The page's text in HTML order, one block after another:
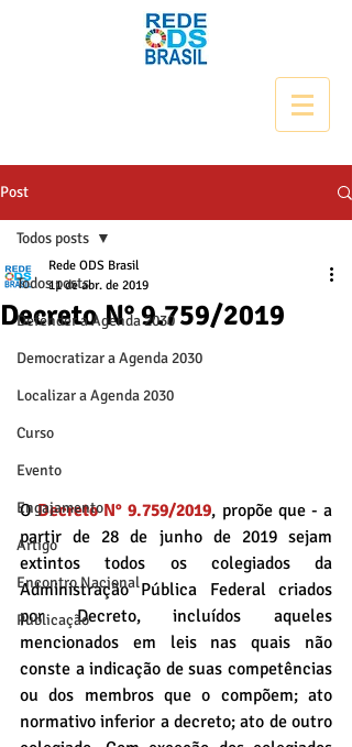
Post
Todos posts
Defender a Agenda 2030
Democratizar a Agenda 2030
Localizar a Agenda 2030
Curso
Evento
Engajamento
Artigo
Encontro Nacional
Publicação
Todos posts
Decreto N° 9.759/2019
Rede ODS Brasil
11 de abr. de 2019
O Decreto N° 9.759/2019, propõe que - a
partir de 28 de junho de 2019 sejam
extintos todos os colegiados da
Administração Pública Federal criados
por Decreto, incluídos aqueles
mencionados em leis nas quais não
conste a indicação de suas competências
ou dos membros que o compõem; ato
normativo inferior a decreto; ato de outro